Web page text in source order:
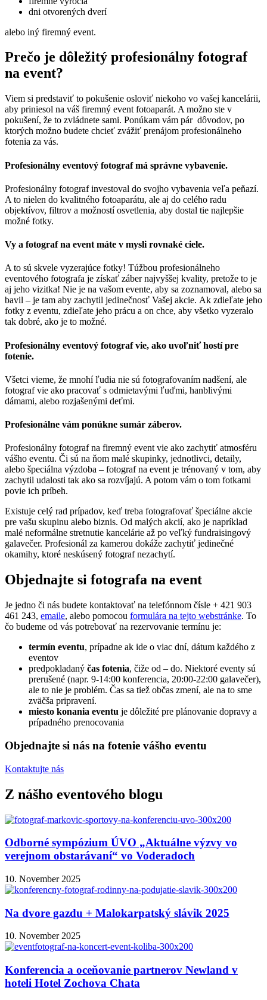
dni otvorených dverí
alebo iný firemný event.
Prečo je dôležitý profesionálny fotograf
na event?
Viem si predstaviť to pokušenie osloviť niekoho vo vašej kancelárii,
aby priniesol na váš firemný event fotoaparát. A možno ste v
pokušení, že to zvládnete sami. Ponúkam vám pár dôvodov, po
ktorých možno budete chcieť zvážiť prenájom profesionálneho
fotenia za vás.
Profesionálny eventový fotograf má správne vybavenie.
Profesionálny fotograf investoval do svojho vybavenia veľa peňazí.
A to nielen do kvalitného fotoaparátu, ale aj do celého radu
objektívov, filtrov a možností osvetlenia, aby dostal tie najlepšie
možné fotky.
Vy a fotograf na event máte v mysli rovnaké ciele.
A to sú skvele vyzerajúce fotky! Túžbou profesionálneho
eventového fotografa je získať záber najvyššej kvality, pretože to je
aj jeho vizitka! Nie je na vašom evente, aby sa zoznamoval, alebo sa
bavil – je tam aby zachytil jedinečnosť Vašej akcie. Ak zdieľate jeho
fotky z eventu, zdieľate jeho prácu a on chce, aby všetko vyzeralo
tak dobré, ako je to možné.
Profesionálny eventový fotograf vie, ako uvoľniť hostí pre
fotenie.
Všetci vieme, že mnohí ľudia nie sú fotografovaním nadšení, ale
fotograf vie ako pracovať s odmietavými ľuďmi, hanblivými
dámami, alebo rozjašenými deťmi.
Profesionálne vám ponúkne sumár záberov.
Profesionálny fotograf na firemný event vie ako zachytiť atmosféru
vášho eventu. Či sú na ňom malé skupinky, jednotlivci, detaily,
alebo špeciálna výzdoba – fotograf na event je trénovaný v tom, aby
zachytil udalosti tak ako sa rozvíjajú. A potom vám o tom fotkami
povie ich príbeh.
Existuje celý rad prípadov, keď treba fotografovať špeciálne akcie
pre vašu skupinu alebo biznis. Od malých akcií, ako je napríklad
malé neformálne stretnutie kancelárie až po veľký fundraisingový
galavečer. Profesionál za kamerou dokáže zachytiť jedinečné
okamihy, ktoré neskúsený fotograf nezachytí.
Objednajte si fotografa na event
Je jedno či nás budete kontaktovať na telefónnom čísle + 421 903
461 243, emaile, alebo pomocou formulára na tejto webstránke. To
čo budeme od vás potrebovať na rezervovanie termínu je:
termín eventu, prípadne ak ide o viac dní, dátum každého z
eventov
predpokladaný čas fotenia, čiže od – do. Niektoré eventy sú
prerušené (napr. 9-14:00 konferencia, 20:00-22:00 galavečer),
ale to nie je problém. Čas sa tiež občas zmení, ale na to sme
zväčša pripravení.
miesto konania eventu je dôležité pre plánovanie dopravy a
prípadného prenocovania
Objednajte si nás na fotenie vášho eventu
Kontaktujte nás
Z nášho eventového blogu
Odborné sympózium ÚVO „Aktuálne výzvy vo
verejnom obstarávaní“ vo Voderadoch
10. November 2025
Na dvore gazdu + Malokarpatský slávik 2025
10. November 2025
Konferencia a oceňovanie partnerov Newland v
hoteli Hotel Zochova Chata